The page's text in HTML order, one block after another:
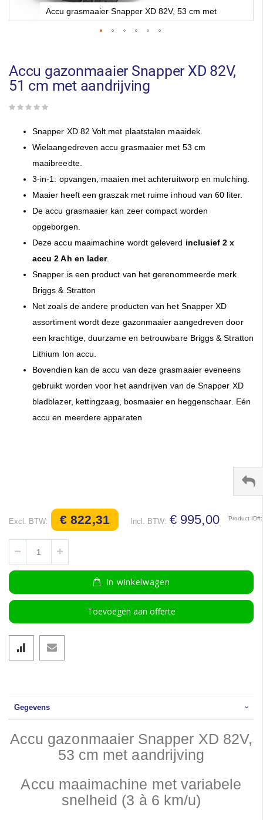
Accu grasmaaier Snapper XD 82V, 53 cm met
het
begin
van
afbeeldingen-
Accu gazonmaaier Snapper XD 82V,
51 cm met aandrijving
Snapper XD 82 Volt met plaatstalen maaidek.
Wielaangedreven accu grasmaaier met 53 cm
maaibreedte.
3-in-1: opvangen, maaien met achteruitworp en mulching.
Maaier heeft een graszak met ruime inhoud van 60 liter.
De accu grasmaaier kan zeer compact worden
opgeborgen.
Deze accu maaimachine wordt geleverd inclusief 2 x
accu 2 Ah en lader.
Snapper is een product van het gerenommeerde merk
Briggs & Stratton
Net zoals de andere producten van het Snapper XD
assortiment wordt deze gazonmaaier aangedreven door
een krachtige, duurzame en betrouwbare Briggs & Stratton
Lithium Ion accu.
Bovendien kan de accu van deze grasmaaier eveneens
gebruikt worden voor het aandrijven van de Snapper XD
bladblazer, kettingzaag, bosmaaier en heggenschaar. Eén
accu en meerdere apparaten
€ 822,31 € 995,00 Product ID
In winkelwagen
Toevoegen aan offerte
Gegevens
Accu gazonmaaier Snapper XD 82V,
53 cm met aandrijving
Accu maaimachine met variabele
snelheid (3 à 6 km/u)